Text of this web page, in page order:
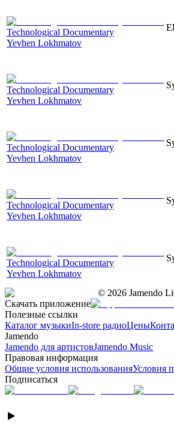
Technological Documentary
Yevhen Lokhmatov
Technological Documentary
Yevhen Lokhmatov
Technological Documentary
Yevhen Lokhmatov
Technological Documentary
Yevhen Lokhmatov
Technological Documentary
Yevhen Lokhmatov
© 2026 Jamendo
Скачать приложение
Полезные ссылки
Каталог музыкиIn-store радиоЦены
Jamendo
Jamendo для артистовJamendo Music
Правовая информация
Общие условия использованияУсловия
Подписаться